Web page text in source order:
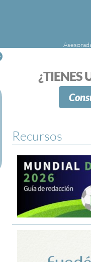
FundéuRAE es una
la Agencia Efe y la
cuyo objetivo es
¿TIENES
Recursos